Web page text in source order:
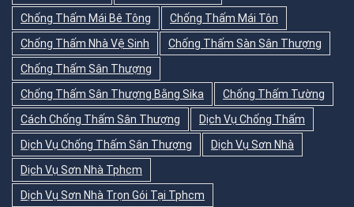
Chống Thấm Mái Bê Tông
Chống Thấm Mái Tôn
Chống Thấm Nhà Vệ Sinh
Chống Thấm Sàn Sân Thượng
Chống Thấm Sân Thượng
Chống Thấm Sân Thượng Bằng Sika
Chống Thấm Tường
Cách Chống Thấm Sân Thượng
Dịch Vụ Chống Thấm
Dịch Vụ Chống Thấm Sân Thượng
Dịch Vụ Sơn Nhà
Dịch Vụ Sơn Nhà Tphcm
Dịch Vụ Sơn Nhà Trọn Gói Tại Tphcm